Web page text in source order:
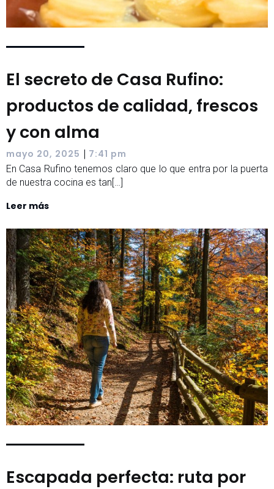
El secreto de Casa Rufino:
productos de calidad, frescos
y con alma
mayo 20, 2025 | 7:41 pm
En Casa Rufino tenemos claro que lo que entra por la puerta
de nuestra cocina es tan[…]
Leer más
Escapada perfecta: ruta por